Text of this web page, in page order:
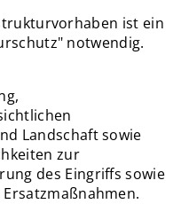
ist ein
notwendig.
Landschaft sowie
zur
des Eingriffs sowie